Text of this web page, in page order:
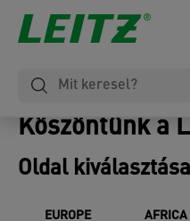
Köszöntünk a
Oldal kiválasztása
EUROPE AFRICA